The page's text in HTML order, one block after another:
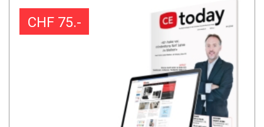
CHF 75.-